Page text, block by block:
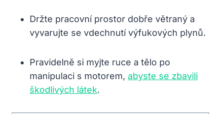
Držte pracovní prostor dobře větraný a
vyvarujte se vdechnutí výfukových plynů.
Pravidelně si myjte ruce a tělo po
manipulaci s motorem, abyste se zbavili
škodlivých látek.